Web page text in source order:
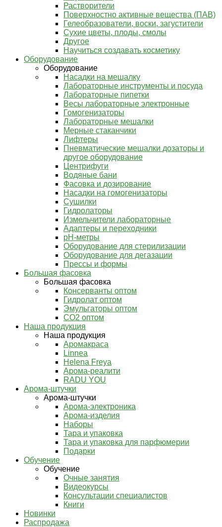
Растворители
Поверхностно активные вещества (ПАВ)
Гелеобразователи, воски, загустители
Сухие цветы, плоды, смолы
Другое
Научиться создавать косметику
Оборудование
Оборудование
Насадки на мешалку
Лабораторные инструменты и посуда
Лабораторные пипетки
Весы лабораторные электронные
Гомогенизаторы
Лабораторные мешалки
Мерные стаканчики
Лифтеры
Пневматические мешалки дозаторы и
другое оборудование
Центрифуги
Водяные бани
Фасовка и дозирование
Насадки на гомогенизаторы
Сушилки
Гидролаторы
Измельчители лабораторные
Адаптеры и переходники
pH-метры
Оборудование для стерилизации
Оборудование для дегазации
Прессы и формы
Большая фасовка
Большая фасовка
Консерванты оптом
Гидролат оптом
Эмульгаторы оптом
СО2 оптом
Наша продукция
Наша продукция
Аромакраса
Linnea
Helena Freya
Арома-реалити
RADU YOU
Арома-штучки
Арома-штучки
Арома-электроника
Арома-изделия
Наборы
Тара и упаковка
Тара и упаковка для парфюмерии
Подарки
Обучение
Обучение
Очные занятия
Видеокурсы
Консультации специалистов
Книги
Новинки
Распродажа